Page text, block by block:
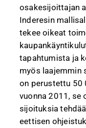
osakesijoittajan
Inderesin
tekee oikeat
tapahtumista ja
myös laajemmin
on perustettu 50
vuonna 2011, se
sijoituksia
eettisen